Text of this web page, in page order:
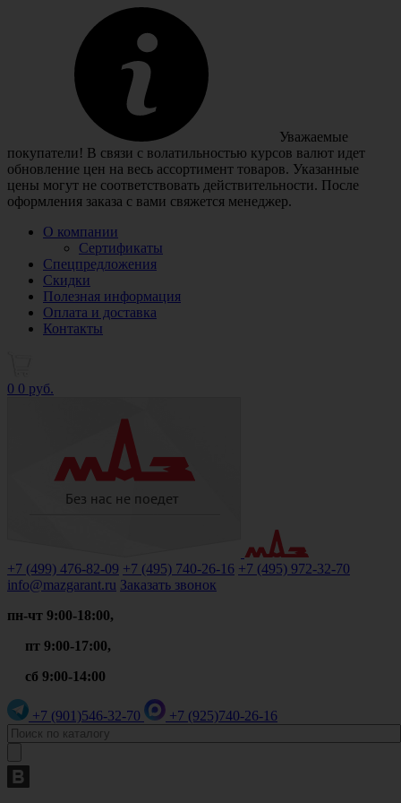
Уважаемые
покупатели! В связи с волатильностью курсов валют идет
обновление цен на весь ассортимент товаров. Указанные
цены могут не соответствовать действительности. После
оформления заказа с вами свяжется менеджер.
О компании
Сертификаты
Спецпредложения
Скидки
Полезная информация
Оплата и доставка
Контакты
0 0 руб.
+7 (499) 476-82-09 +7 (495) 740-26-16 +7 (495) 972-32-70
info@mazgarant.ru Заказать звонок
пн-чт 9:00-18:00,
пт 9:00-17:00,
сб 9:00-14:00
+7 (901)546-32-70 +7 (925)740-26-16